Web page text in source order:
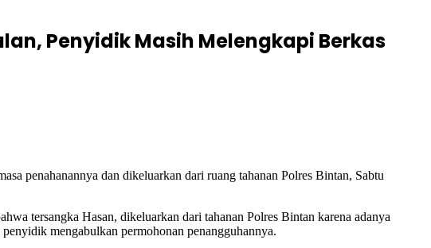
Penyidik Masih Melengkapi Berkas
penahanannya dan dikeluarkan dari ruang tahanan Polres Bintan, Sabtu
tersangka Hasan, dikeluarkan dari tahanan Polres Bintan karena adanya
mengabulkan permohonan penangguhannya.